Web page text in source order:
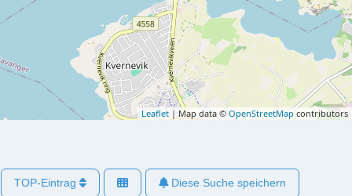
Leaflet | Map data © OpenStreetMap contributors
TOP-Eintrag Diese Suche speichern